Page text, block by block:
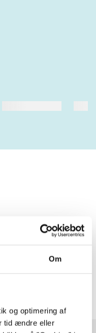
Om
og optimering af
tid ændre eller